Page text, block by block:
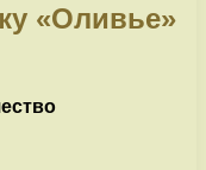
«Оливье»